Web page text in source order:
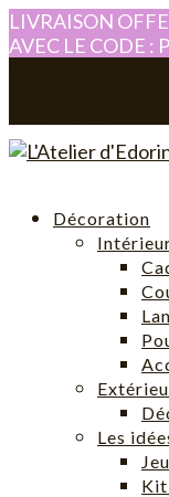
LIVRAISON
AVEC LE CODE :
Décoration
Les
Kit